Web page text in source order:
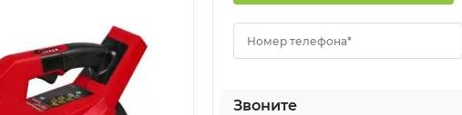
Номер телефона*
Звоните